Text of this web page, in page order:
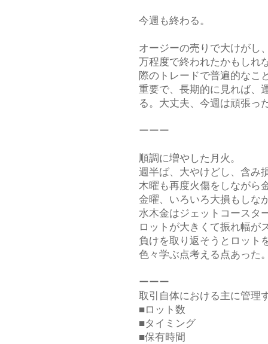
今週も終わる。
オージーの売りで大けがし
万程度で終われたかもしれ
際のトレードで普遍的なこ
重要で、長期的に見れば、
る。大丈夫、今週は頑張っ
ーーー
順調に増やした月火。
週半ば、大やけどし、含み
木曜も再度火傷をしながら
金曜、いろいろ大損もしな
水木金はジェットコースタ
ロットが大きくて振れ幅が
負けを取り返そうとロット
色々学ぶ点考える点あった
ーーー
取引自体における主に管理
■ロット数
■タイミング
■保有時間